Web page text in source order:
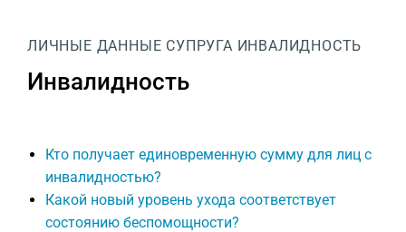
ЛИЧНЫЕ ДАННЫЕ СУПРУГА ИНВАЛИДНОСТЬ
Инвалидность
Кто получает единовременную сумму для лиц с
инвалидностью?
Какой новый уровень ухода соответствует
состоянию беспомощности?